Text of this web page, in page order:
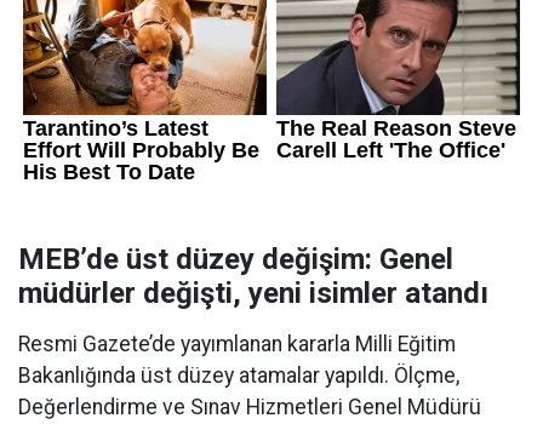
MEB’de üst düzey değişim: Genel
müdürler değişti, yeni isimler atandı
Resmi Gazete’de yayımlanan kararla Milli Eğitim
Bakanlığında üst düzey atamalar yapıldı. Ölçme,
Değerlendirme ve Sınav Hizmetleri Genel Müdürü